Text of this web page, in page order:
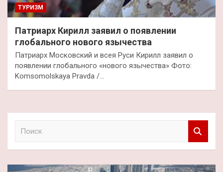
ТУРИЗМ
Патриарх Кирилл заявил о появлении
глобального нового язычества
Патриарх Московский и всея Руси Кирилл заявил о
появлении глобального «нового язычества» Фото:
Komsomolskaya Pravda /…
к